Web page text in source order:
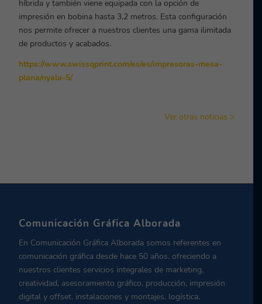
híbrida y también viene equipada con la opción de
impresión en bobina hasta 3,2 metros. Esta configuración
nos permite ofrecer a nuestros clientes una gama ilimitada
de productos y acabados.
https://www.swissqprint.com/es/es/impresoras-mesa-
plana/nyala-5/
Ver otras noticias >
Comunicación Gráfica Alborada
En Comunicación Gráfica Alborada somos referentes en
comunicación gráfica desde hace 50 años, ofreciendo a
nuestros clientes servicios integrales de marketing,
creatividad, asesoramiento gráfico, producción, impresión
digital y offset, instalaciones y montajes, logística,